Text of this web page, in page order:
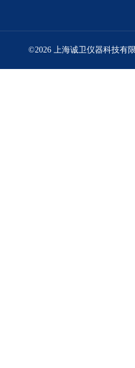
©2026 上海诚卫仪器科技有